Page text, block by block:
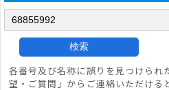
検索
各番号及び名称に誤りを見つけられ
望・ご質問」からご連絡いただける